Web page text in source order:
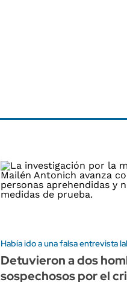
Había ido a una falsa entrevista
Detuvieron a dos
sospechosos por el